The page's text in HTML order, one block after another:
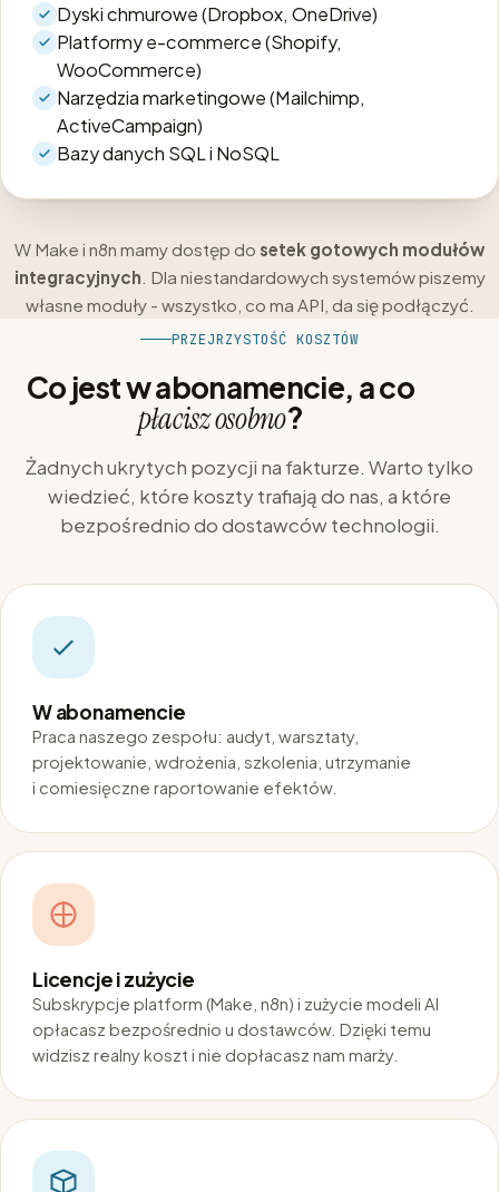
Dyski chmurowe (Dropbox, OneDrive)
Platformy e-commerce (Shopify,
WooCommerce)
Narzędzia marketingowe (Mailchimp,
ActiveCampaign)
Bazy danych SQL i NoSQL
W Make i n8n mamy dostęp do setek gotowych modułów
integracyjnych . Dla niestandardowych systemów piszemy
własne moduły - wszystko, co ma API, da się podłączyć.
PRZEJRZYSTOŚĆ KOSZTÓW
Co jest w abonamencie, a co
płacisz osobno?
Żadnych ukrytych pozycji na fakturze. Warto tylko
wiedzieć, które koszty trafiają do nas, a które
bezpośrednio do dostawców technologii.
W abonamencie
Praca naszego zespołu: audyt, warsztaty,
projektowanie, wdrożenia, szkolenia, utrzymanie
i comiesięczne raportowanie efektów.
Licencje i zużycie
Subskrypcje platform (Make, n8n) i zużycie modeli AI
opłacasz bezpośrednio u dostawców. Dzięki temu
widzisz realny koszt i nie dopłacasz nam marży.